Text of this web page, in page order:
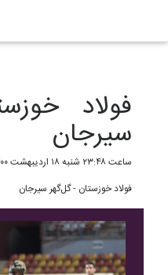
فولاد
سیرجان
ساعت ۲۳:۴۸ شنبه ۱۸ اردیبهشت ۱۴۰۰
فولاد خوزستان - گل‌گهر سیرجان